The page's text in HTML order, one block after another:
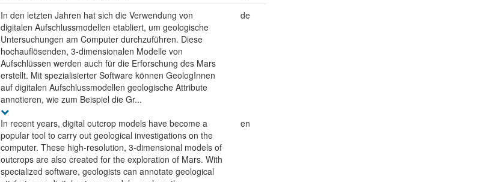
In den letzten Jahren hat sich die Verwendung von
digitalen Aufschlussmodellen etabliert, um geologische
Untersuchungen am Computer durchzuführen. Diese
hochauflösenden, 3-dimensionalen Modelle von
Aufschlüssen werden auch für die Erforschung des Mars
erstellt. Mit spezialisierter Software können GeologInnen
auf digitalen Aufschlussmodellen geologische Attribute
annotieren, wie zum Beispiel die Gr...
de
In recent years, digital outcrop models have become a
popular tool to carry out geological investigations on the
computer. These high-resolution, 3-dimensional models of
outcrops are also created for the exploration of Mars. With
specialized software, geologists can annotate geological
en